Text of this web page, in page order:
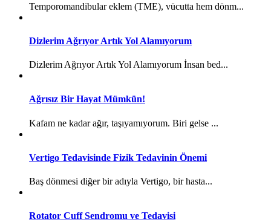
Temporomandibular eklem (TME), vücutta hem dönm...
Dizlerim Ağrıyor Artık Yol Alamıyorum
Dizlerim Ağrıyor Artık Yol Alamıyorum İnsan bed...
Ağrısız Bir Hayat Mümkün!
Kafam ne kadar ağır, taşıyamıyorum. Biri gelse ...
Vertigo Tedavisinde Fizik Tedavinin Önemi
Baş dönmesi diğer bir adıyla Vertigo, bir hasta...
Rotator Cuff Sendromu ve Tedavisi